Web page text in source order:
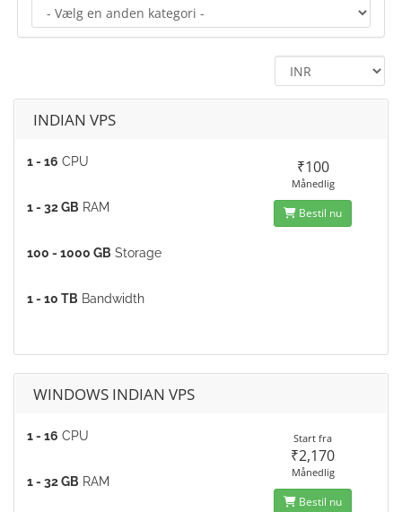
INDIAN VPS
1 - 16 CPU
1 - 32 GB RAM
100 - 1000 GB Storage
1 - 10 TB Bandwidth
₹100
Månedlig
Bestil nu
WINDOWS INDIAN VPS
1 - 16 CPU
1 - 32 GB RAM
Start fra
₹2,170
Månedlig
Bestil nu